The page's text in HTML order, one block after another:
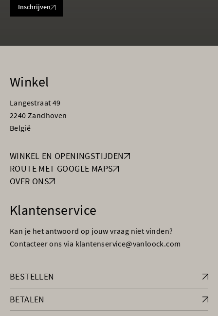
Inschrijven
Winkel
Langestraat 49
2240 Zandhoven
België
WINKEL EN OPENINGSTIJDEN
ROUTE MET GOOGLE MAPS
OVER ONS
Klantenservice
Kan je het antwoord op jouw vraag niet vinden?
Contacteer ons via klantenservice@vanloock.com
BESTELLEN
BETALEN